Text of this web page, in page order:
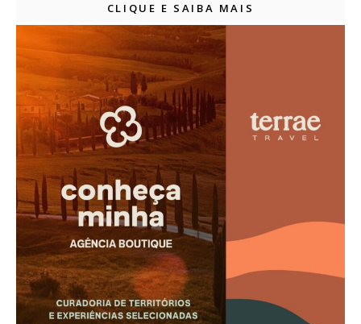
CLIQUE E SAIBA MAIS